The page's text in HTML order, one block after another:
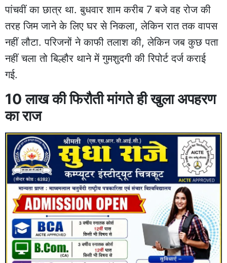
पांचवीं का छात्र था. बुधवार शाम करीब 7 बजे वह रोज की
तरह जिम जाने के लिए घर से निकला, लेकिन रात तक वापस
नहीं लौटा. परिजनों ने काफी तलाश की, लेकिन जब कुछ पता
नहीं चला तो बिल्हौर थाने में गुमशुदगी की रिपोर्ट दर्ज कराई
गई.
10 लाख की फिरौती मांगते ही खुला अपहरण
का राज